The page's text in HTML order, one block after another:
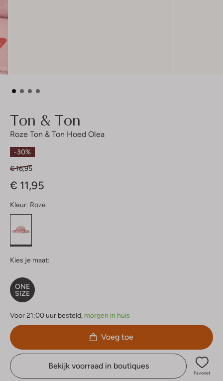
Ton & Ton
Roze Ton & Ton Hoed Olea
-30%
€ 16,95
€ 11,95
Kleur: Roze
Kies je maat:
ONE
SIZE
Voor 21:00 uur besteld, morgen in huis
Voeg toe
Bekijk voorraad in boutiques
Favoriet